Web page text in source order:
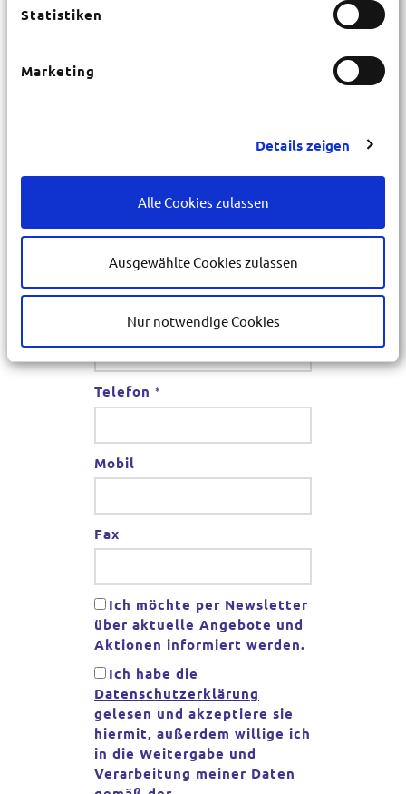
Statistiken
Marketing
Details zeigen
Alle Cookies zulassen
Ausgewählte Cookies zulassen
Nur notwendige Cookies
PLZ*
E-Mail*
Telefon *
Mobil
Fax
Ich möchte per Newsletter
über aktuelle Angebote und
Aktionen informiert werden.
Ich habe die
Datenschutzerklärung
gelesen und akzeptiere sie
hiermit, außerdem willige ich
in die Weitergabe und
Verarbeitung meiner Daten